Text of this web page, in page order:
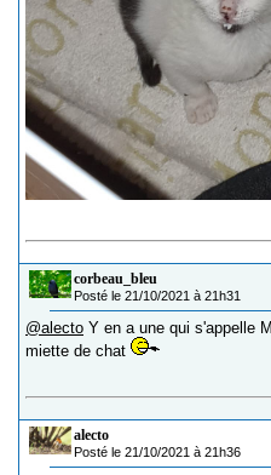
corbeau_bleu
Posté le 21/10/2021 à 21h31
@alecto Y en a une qui s'appelle
miette de chat
alecto
Posté le 21/10/2021 à 21h36